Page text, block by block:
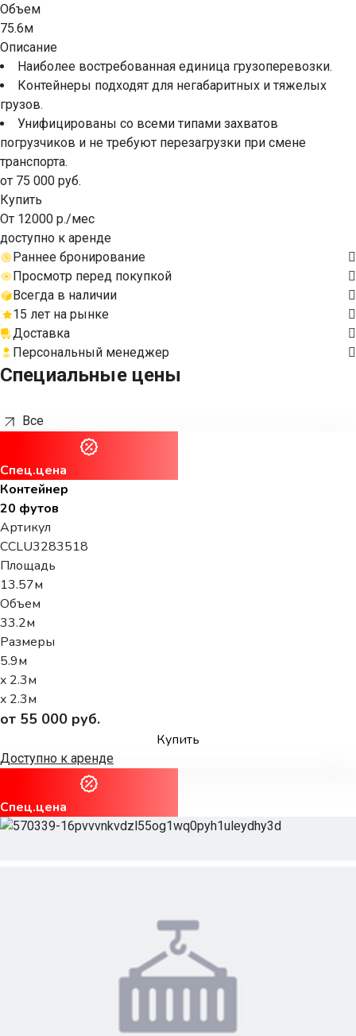
Объем
75.6м
Описание
Наиболее востребованная единица грузоперевозки.
Контейнеры подходят для негабаритных и тяжелых
грузов.
Унифицированы со всеми типами захватов
погрузчиков и не требуют перезагрузки при смене
транспорта.
от 75 000 руб.
Купить
От 12000 р./мес
доступно к аренде
Раннее бронирование
Просмотр перед покупкой
Всегда в наличии
15 лет на рынке
Доставка
Персональный менеджер
Специальные цены
Все
Спец.цена
Контейнер
20 футов
Артикул
CCLU3283518
Площадь
13.57м
Объем
33.2м
Размеры
5.9м
x 2.3м
x 2.3м
от 55 000 руб.
Купить
Доступно к аренде
Спец.цена